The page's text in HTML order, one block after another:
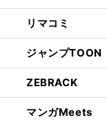
リマコミ
ジャンプTOON
ZEBRACK
マンガMeets